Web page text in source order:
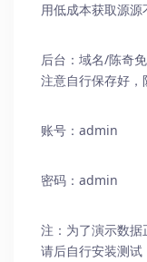
用低成本获取源源
后台：域名/陈奇
注意自行保存好
账号：admin
密码：admin
注：为了演示数据
请后自行安装测试